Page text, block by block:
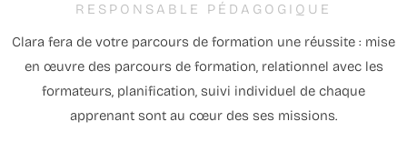
RESPONSABLE PÉDAGOGIQUE
Clara fera de votre parcours de formation une réussite : mise
en œuvre des parcours de formation, relationnel avec les
formateurs, planification, suivi individuel de chaque
apprenant sont au cœur des ses missions.